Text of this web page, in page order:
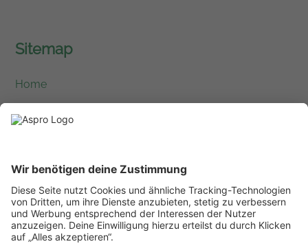
Sitemap
Home
Leistungen
Karriere
Kontakt
Lieferanten